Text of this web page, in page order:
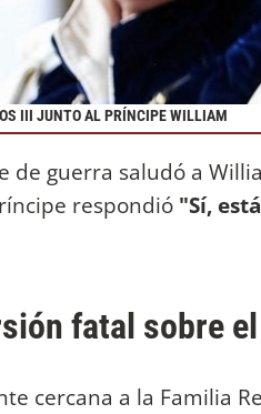
III JUNTO AL PRÍNCIPE WILLIAM
de guerra saludó a
respondió "Sí,
fatal sobre
cercana a la Familia